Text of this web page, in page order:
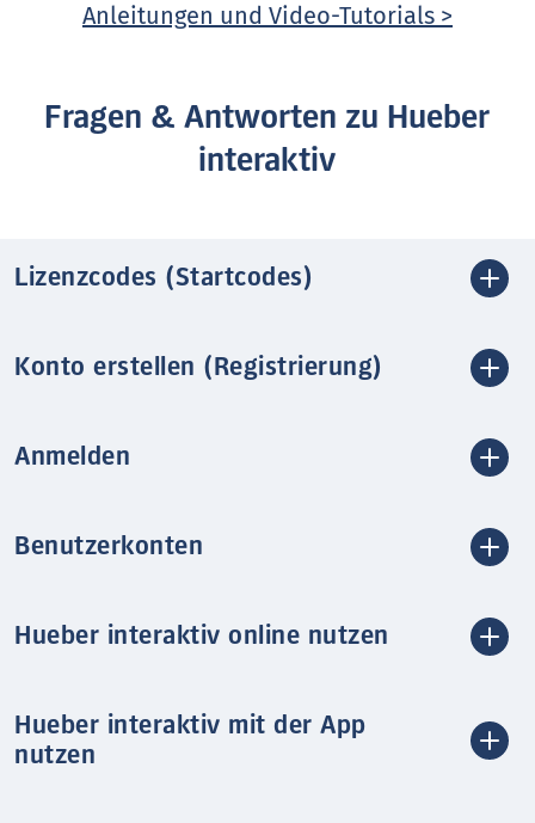
Anleitungen und Video-Tutorials >
Fragen & Antworten zu Hueber
interaktiv
Lizenzcodes (Startcodes)
Konto erstellen (Registrierung)
Anmelden
Benutzerkonten
Hueber interaktiv online nutzen
Hueber interaktiv mit der App
nutzen